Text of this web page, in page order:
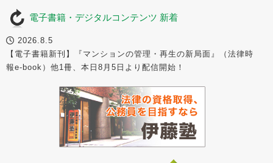
電子書籍・デジタルコンテンツ 新着
2026.8.5
【電子書籍新刊】『マンションの管理・再生の新局面』（法律時
報e-book）他1冊、本日8月5日より配信開始！